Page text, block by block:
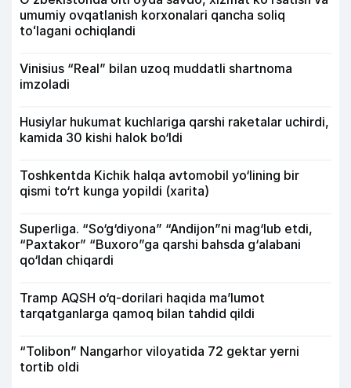
umumiy ovqatlanish korxonalari qancha soliq
toʻlagani ochiqlandi
Vinisius “Real” bilan uzoq muddatli shartnoma
imzoladi
Husiylar hukumat kuchlariga qarshi raketalar uchirdi,
kamida 30 kishi halok bo‘ldi
Toshkentda Kichik halqa avtomobil yo‘lining bir
qismi to‘rt kunga yopildi (xarita)
Superliga. “So‘g‘diyona” “Andijon”ni mag‘lub etdi,
“Paxtakor” “Buxoro”ga qarshi bahsda g‘alabani
qo‘ldan chiqardi
Tramp AQSH o‘q-dorilari haqida ma’lumot
tarqatganlarga qamoq bilan tahdid qildi
“Tolibon” Nangarhor viloyatida 72 gektar yerni
tortib oldi